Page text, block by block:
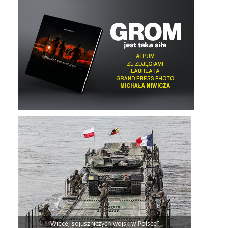
Więcej sojuszniczych wojsk w Polsce?